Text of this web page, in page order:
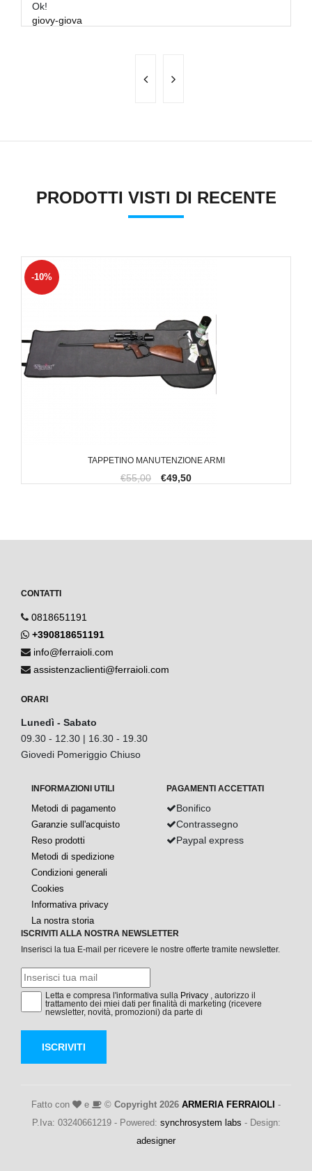
Ok!
giovy-giova
PRODOTTI VISTI DI RECENTE
TAPPETINO MANUTENZIONE ARMI
-10%
€55,00 €49,50
CONTATTI
0818651191
+390818651191
info@ferraioli.com
assistenzaclienti@ferraioli.com
ORARI
Lunedì - Sabato
09.30 - 12.30 | 16.30 - 19.30
Giovedi Pomeriggio Chiuso
INFORMAZIONI UTILI
Metodi di pagamento
Garanzie sull'acquisto
Reso prodotti
Metodi di spedizione
Condizioni generali
Cookies
Informativa privacy
La nostra storia
PAGAMENTI ACCETTATI
Bonifico
Contrassegno
Paypal express
ISCRIVITI ALLA NOSTRA NEWSLETTER
Inserisci la tua E-mail per ricevere le nostre offerte tramite newsletter.
Letta e compresa l'informativa sulla Privacy , autorizzo il
trattamento dei miei dati per finalità di marketing (ricevere
newsletter, novità, promozioni) da parte di
ISCRIVITI
Fatto con e © Copyright 2026 ARMERIA FERRAIOLI -
P.Iva: 03240661219 - Powered: synchrosystem labs - Design:
adesigner